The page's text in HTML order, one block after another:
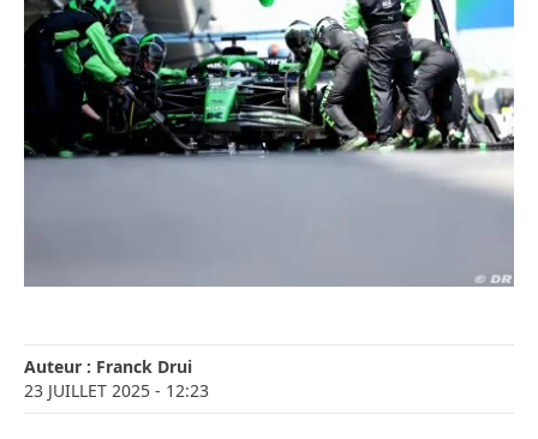
Auteur : Franck Drui
23 JUILLET 2025 - 12:23